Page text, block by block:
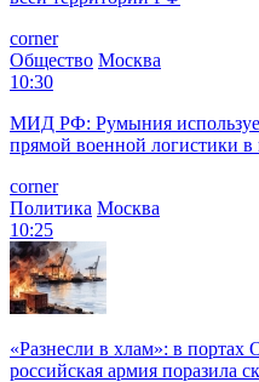
corner
Общество Москва
10:30
МИД РФ: Румыния
прямой военной логистики
corner
Политика Москва
10:25
«Разнесли в хлам»: в портах
российская армия поразила